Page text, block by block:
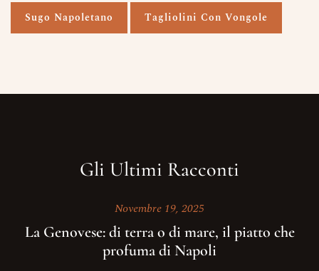
Sugo Napoletano Tagliolini Con Vongole
Gli Ultimi Racconti
Novembre 19, 2025
La Genovese: di terra o di mare, il piatto che
profuma di Napoli